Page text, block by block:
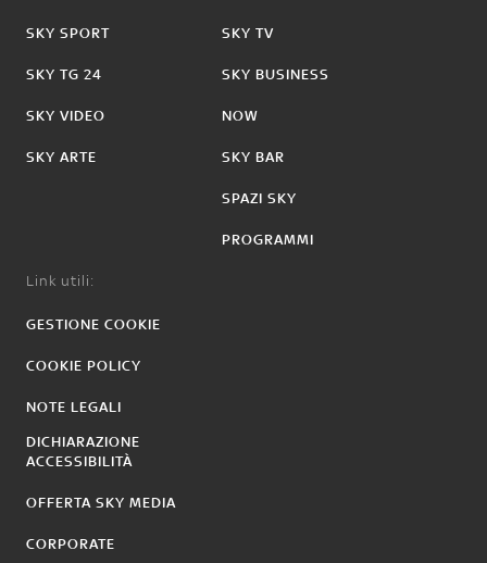
SKY SPORT
SKY TG 24
SKY VIDEO
SKY ARTE
SKY TV
SKY BUSINESS
NOW
SKY BAR
SPAZI SKY
PROGRAMMI
Link utili:
GESTIONE COOKIE
COOKIE POLICY
NOTE LEGALI
DICHIARAZIONE
ACCESSIBILITÀ
OFFERTA SKY MEDIA
CORPORATE